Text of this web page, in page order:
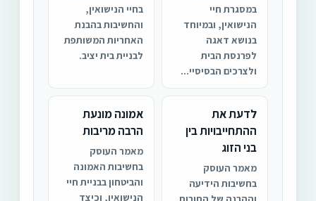
במסגרת חיי
הנישואין, ובמיוחד
בנושא דאגה
לפרנסת הבית
ולצרכים הבסיסיי...
בחיי הנישואין,
והחשיבות בהבנת
האחריות המשותפת
לבניית בית יציב.
לדעת את
ההתחייבויות בין
בני הזוג
מאמר העוסק
בחשיבות הידיעה
אמונה מונעת
הרבה מריבות
מאמר העוסק
בחשיבות האמונה
והביטחון בבניית חיי
הנישואין, וכיצד